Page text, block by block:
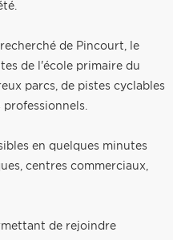
de Pincourt, le
de l'école primaire du
parcs, de pistes cyclables
professionnels.
en quelques minutes
centres commerciaux,
de rejoindre